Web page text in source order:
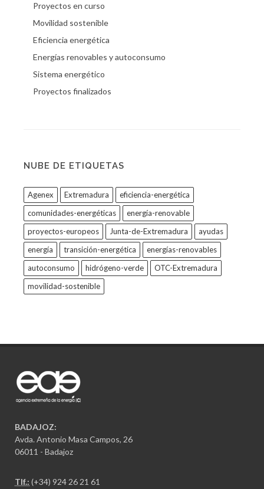
Proyectos en curso
Movilidad sostenible
Eficiencia energética
Energías renovables y autoconsumo
Sistema energético
Proyectos finalizados
NUBE DE ETIQUETAS
Agenex Extremadura
eficiencia-energética
comunidades-energéticas
energía-renovable
proyectos-europeos
Junta-de-Extremadura
ayudas
energía
transición-energética
energías-renovables
autoconsumo
hidrógeno-verde
OTC-Extremadura
movilidad-sostenible
BADAJOZ:
Avda. Antonio Masa Campos, 26
06011 - Badajoz
Tlf.: (+34) 924 26 21 61